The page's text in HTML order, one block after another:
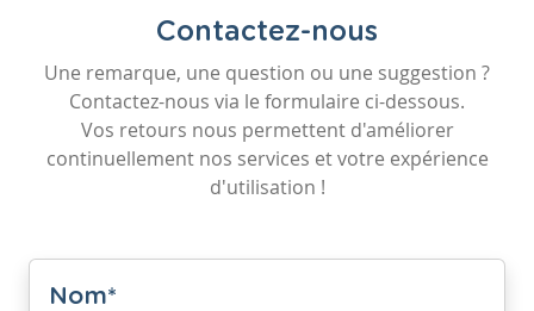
Contactez-nous
Une remarque, une question ou une suggestion ?
Contactez-nous via le formulaire ci-dessous.
Vos retours nous permettent d'améliorer
continuellement nos services et votre expérience
d'utilisation !
Nom*